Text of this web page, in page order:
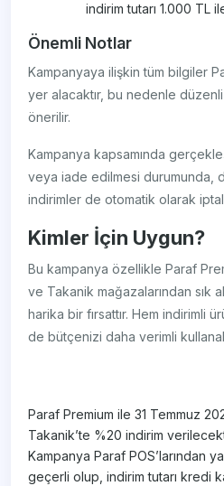
indirim tutarı 1.000 TL ile
Önemli Notlar
Kampanyaya ilişkin tüm bilgiler
yer alacaktır, bu nedenle
önerilir.
Kampanya kapsamında
veya iade edilmesi durumunda,
indirimler de otomatik olarak
Kimler İçin Uygun?
Bu kampanya özellikle Paraf
ve Takanik mağazalarından sık
harika bir fırsattır. Hem indirimli
de bütçenizi daha verimli
Paraf Premium ile 31 Temmuz
Takanik’te %20 indirim
Kampanya Paraf POS’larından
geçerli olup, indirim tutarı kredi